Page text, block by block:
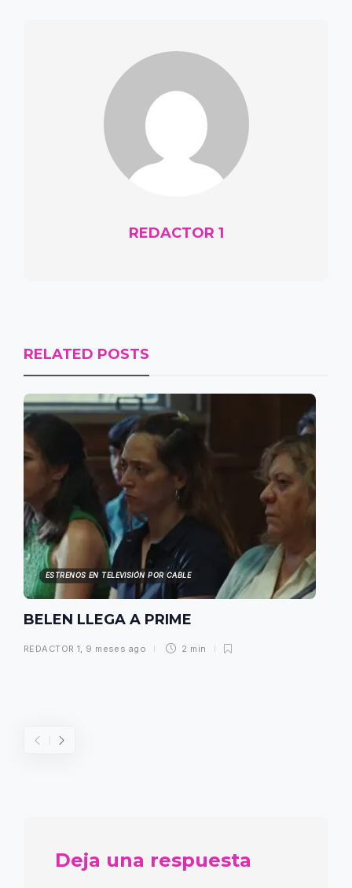
REDACTOR 1
RELATED POSTS
ESTRENOS EN TELEVISIÓN POR CABLE
BELEN LLEGA A PRIME
REDACTOR 1 9 meses ago 2 min
Deja una respuesta